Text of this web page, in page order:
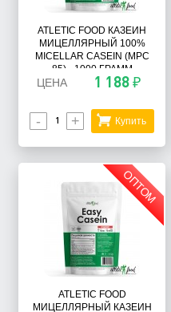
ATLETIC FOOD КАЗЕИН
МИЦЕЛЛЯРНЫЙ 100%
MICELLAR CASEIN (MPC
85) - 1000 ГРАММ
ЦЕНА 1 188 ₽
- + Купить
ОПТОМ
ATLETIC FOOD
МИЦЕЛЛЯРНЫЙ КАЗЕИН